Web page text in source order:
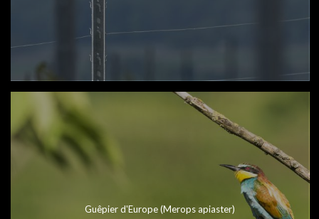
Guêpier d'Europe (Merops apiaster)